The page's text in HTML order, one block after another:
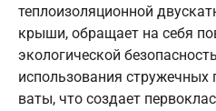
теплоизоляционной
крыши, обращает на себя
экологической
использования стружечных
ваты, что создает